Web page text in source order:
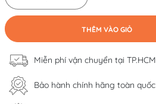
THÊM VÀO GIỎ
Miễn phí vận chuyển tại TP.HCM
Bảo hành chính hãng toàn quốc